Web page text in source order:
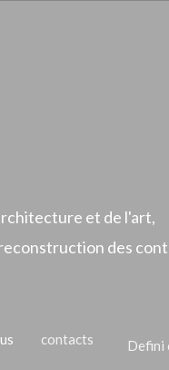
contacts Defini
et de l'art,
des